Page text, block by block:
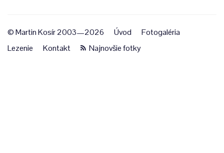
© Martin Kosír 2003—2026 Úvod
Fotogaléria
Lezenie
Kontakt Najnovšie fotky